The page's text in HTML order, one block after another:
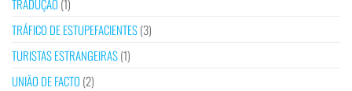
TRADUÇÃO (1)
TRÁFICO DE ESTUPEFACIENTES(3)
TURISTAS ESTRANGEIRAS(1)
UNIÃO DE FACTO (2)